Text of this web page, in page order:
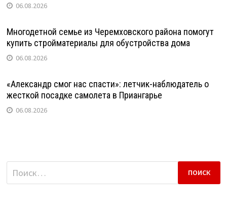
06.08.2026
Многодетной семье из Черемховского района помогут
купить стройматериалы для обустройства дома
06.08.2026
«Александр смог нас спасти»: летчик-наблюдатель о
жесткой посадке самолета в Приангарье
06.08.2026
Найти: